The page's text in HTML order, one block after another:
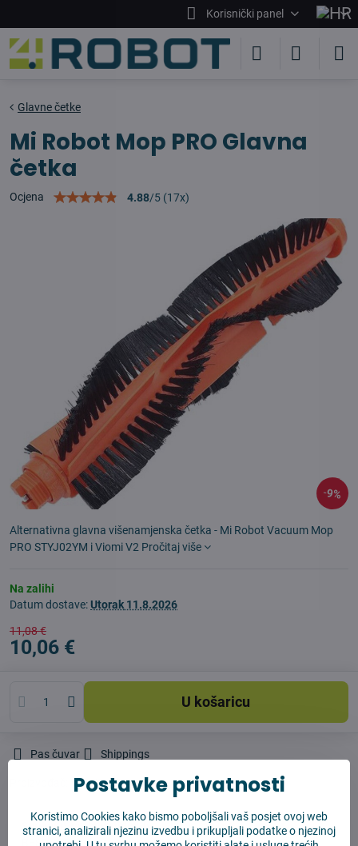
Korisnički panel
9%
Glavne četke
Mi Robot Mop PRO Glavna
četka
Ocjena 4.88/5 (17x)
Alternativna glavna višenamjenska četka - Mi Robot Vacuum Mop
PRO STYJ02YM i Viomi V2 Pročitaj više
Na zalihi
Datum dostave:Utorak 11.8.2026
11,08 €
10,06 €
U košaricu
Pas čuvar Shippings
Vysajto.sk
✅ Spremno za slanje odmah
✅ BESPLATNA dostava iznad 55 EUR
Postavke privatnosti
Koristimo Cookies kako bismo poboljšali vaš posjet ovoj web
stranici, analizirali njezinu izvedbu i prikupljali podatke o njezinoj